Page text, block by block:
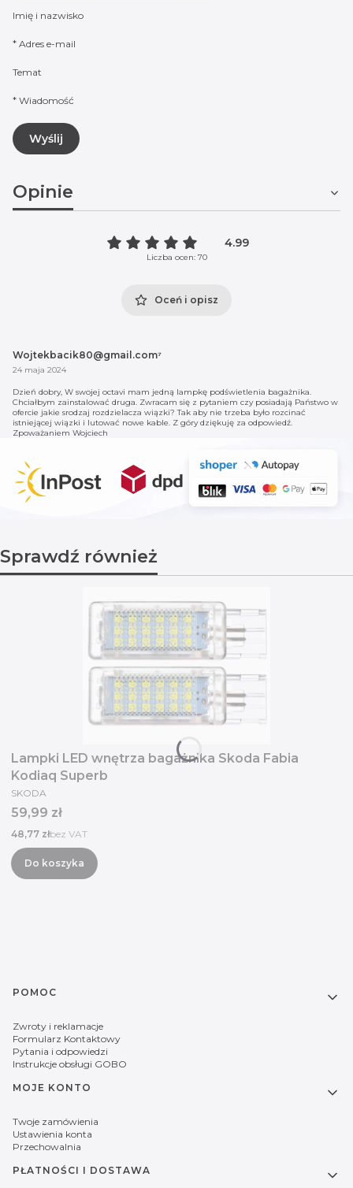
Imię i nazwisko
* Adres e-mail
Temat
* Wiadomość
Wyślij
Opinie
4.99
Liczba ocen: 70
Oceń i opisz
Wojtekbacik80@gmail.com⁷
24 maja 2024
Dzień dobry, W swojej octavi mam jedną lampkę podświetlenia bagażnika.
Chciałbym zainstalować druga. Zwracam się z pytaniem czy posiadają Państwo w
ofercie jakie srodzaj rozdzielacza wiązki? Tak aby nie trzeba było rozcinać
istniejącej wiązki i lutować nowe kable. Z góry dziękuję za odpowiedź.
Zpoważaniem Wojciech
Sprawdź również
Lampki LED wnętrza bagażnika Skoda Fabia
Kodiaq Superb
PRODUCENT
SKODA
Cena
59,99 zł
Cena
48,77 złbez VAT
Do koszyka
Linki w stopce
POMOC
Zwroty i reklamacje
Formularz Kontaktowy
Pytania i odpowiedzi
Instrukcje obsługi GOBO
MOJE KONTO
Twoje zamówienia
Ustawienia konta
Przechowalnia
PŁATNOŚCI I DOSTAWA